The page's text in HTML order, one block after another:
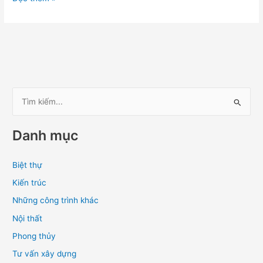
m
i
ế
m
:
Danh mục
Biệt thự
Kiến trúc
Những công trình khác
Nội thất
Phong thủy
Tư vấn xây dựng